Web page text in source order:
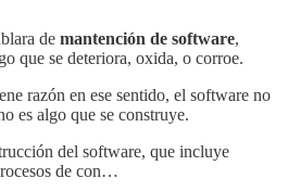
de mantención de software,
que se deteriora, oxida, o corroe.
razón en ese sentido, el software no
es algo que se construye.
del software, que incluye
de con…